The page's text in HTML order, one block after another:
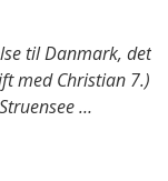
til Danmark, det
med Christian 7.)
…